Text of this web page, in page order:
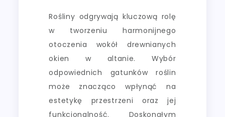
Rośliny odgrywają kluczową rolę
w tworzeniu harmonijnego
otoczenia wokół drewnianych
okien w altanie. Wybór
odpowiednich gatunków roślin
może znacząco wpłynąć na
estetykę przestrzeni oraz jej
funkcjonalność. Doskonałym